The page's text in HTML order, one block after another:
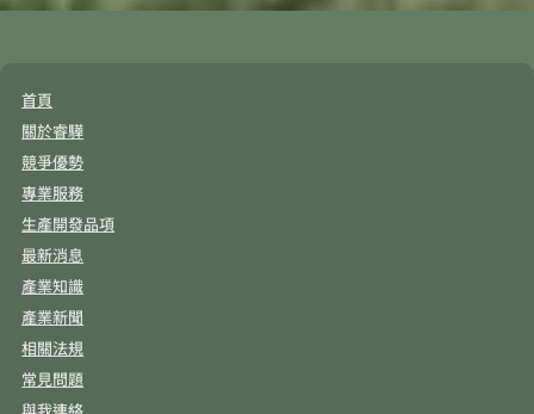
首頁
關於睿驊
競爭優勢
專業服務
生產開發品項
最新消息
產業知識
產業新聞
相關法規
常見問題